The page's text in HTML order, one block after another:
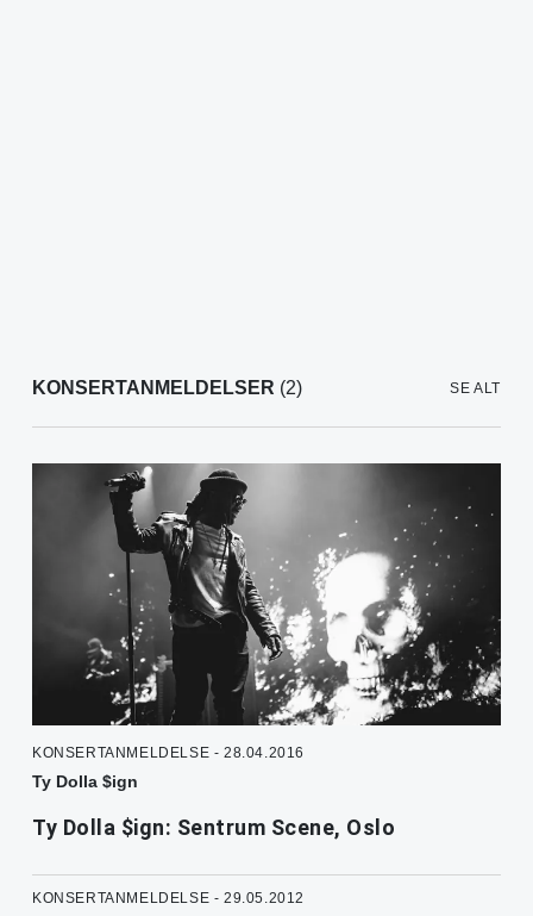
KONSERTANMELDELSER (2) SE ALT
KONSERTANMELDELSE - 28.04.2016
Ty Dolla $ign
Ty Dolla $ign: Sentrum Scene, Oslo
KONSERTANMELDELSE - 29.05.2012